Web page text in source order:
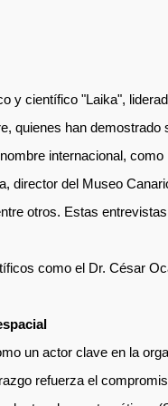
y científico "Laika",
quienes han
internacional,
director del Museo
otros. Estas
como el Dr. César
un actor clave en la
refuerza el